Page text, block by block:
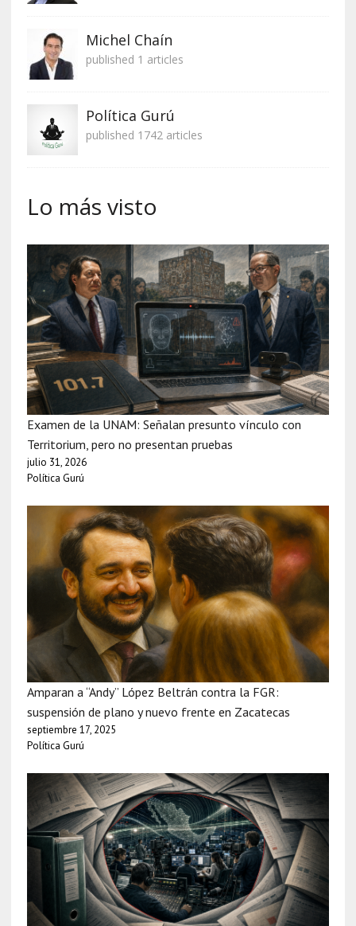
Michel Chaín
published 1 articles
Política Gurú
published 1742 articles
Lo más visto
Examen de la UNAM: Señalan presunto vínculo con
Territorium, pero no presentan pruebas
julio 31, 2026
Política Gurú
Amparan a “Andy” López Beltrán contra la FGR:
suspensión de plano y nuevo frente en Zacatecas
septiembre 17, 2025
Política Gurú